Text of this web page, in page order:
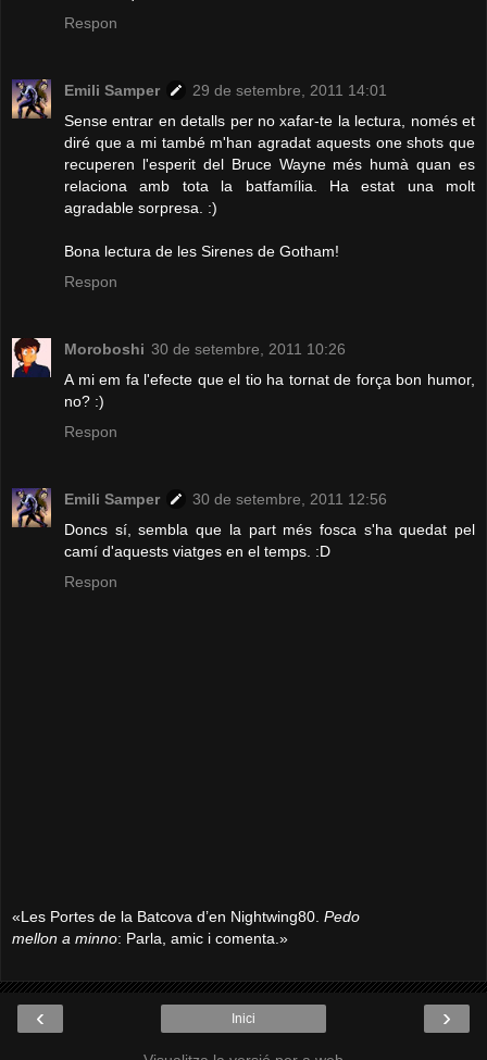
Respon
Emili Samper
29 de setembre, 2011 14:01
Sense entrar en detalls per no xafar-te la lectura, només et
diré que a mi també m'han agradat aquests one shots que
recuperen l'esperit del Bruce Wayne més humà quan es
relaciona amb tota la batfamília. Ha estat una molt
agradable sorpresa. :)
Bona lectura de les Sirenes de Gotham!
Respon
Moroboshi 30 de setembre, 2011 10:26
A mi em fa l'efecte que el tio ha tornat de força bon humor,
no? :)
Respon
Emili Samper
30 de setembre, 2011 12:56
Doncs sí, sembla que la part més fosca s'ha quedat pel
camí d'aquests viatges en el temps. :D
Respon
«Les Portes de la Batcova d’en Nightwing80. Pedo
mellon a minno: Parla, amic i comenta.»
‹ ›
Inici